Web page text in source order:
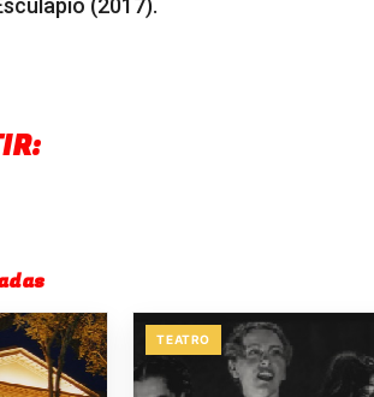
(2017).
TEATRO